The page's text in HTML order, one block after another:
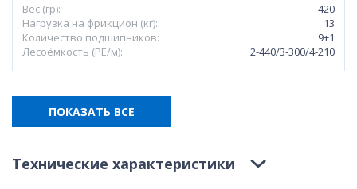
Вес (гр):
420
Нагрузка на фрикцион (кг):
13
Количество подшипников:
9+1
Лесоёмкость (РЕ/м):
2-440/3-300/4-210
ПОКАЗАТЬ ВСЕ
Технические характеристики